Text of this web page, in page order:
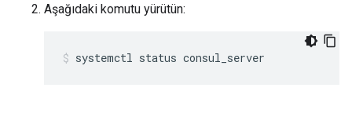
Aşağıdaki komutu yürütün:
systemctl status consul_server